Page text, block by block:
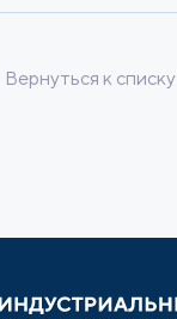
Вернуться к списку